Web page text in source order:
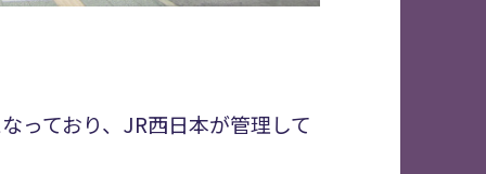
っており、JR西日本が管理して